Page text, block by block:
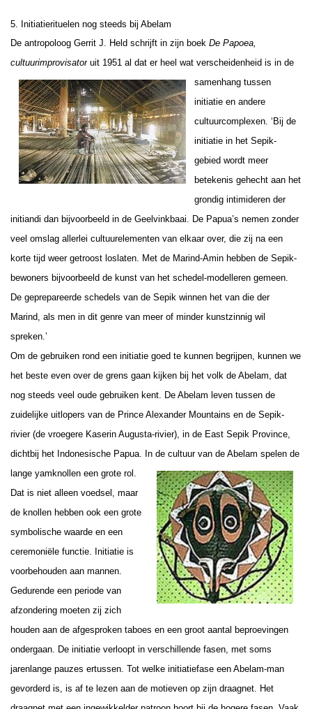
5. Initiatierituelen nog steeds bij Abelam
De antropoloog Gerrit J. Held schrijft in zijn boek De Papoea,
cultuurimprovisator uit 1951 al dat er heel wat verscheidenheid is in de
samenhang tussen
initiatie en andere
cultuurcomplexen. ‘Bij de
initiatie in het Sepik-
gebied wordt meer
betekenis gehecht aan het
grondig intimideren der
initiandi dan bijvoorbeeld in de Geelvinkbaai. De Papua’s nemen zonder
veel omslag allerlei cultuurelementen van elkaar over, die zij na een
korte tijd weer getroost loslaten. Met de Marind-Amin hebben de Sepik-
bewoners bijvoorbeeld de kunst van het schedel-modelleren gemeen.
De geprepareerde schedels van de Sepik winnen het van die der
Marind, als men in dit genre van meer of minder kunstzinnig wil
spreken.’
Om de gebruiken rond een initiatie goed te kunnen begrijpen, kunnen we
het beste even over de grens gaan kijken bij het volk de Abelam, dat
nog steeds veel oude gebruiken kent. De Abelam leven tussen de
zuidelijke uitlopers van de Prince Alexander Mountains en de Sepik-
rivier (de vroegere Kaserin Augusta-rivier), in de East Sepik Province,
dichtbij het Indonesische Papua. In de cultuur van de Abelam spelen de
lange yamknollen een grote rol.
Dat is niet alleen voedsel, maar
de knollen hebben ook een grote
symbolische waarde en een
ceremoniële functie. Initiatie is
voorbehouden aan mannen.
Gedurende een periode van
afzondering moeten zij zich
houden aan de afgesproken taboes en een groot aantal beproevingen
ondergaan. De initiatie verloopt in verschillende fasen, met soms
jarenlange pauzes ertussen. Tot welke initiatiefase een Abelam-man
gevorderd is, is af te lezen aan de motieven op zijn draagnet. Het